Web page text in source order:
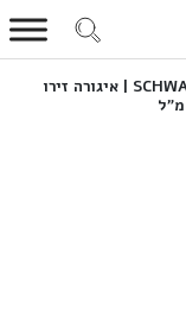
SCHWARZKOPF IGORA ZERO AMM | איגורה זירו